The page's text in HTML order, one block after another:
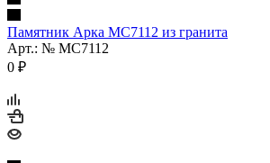
Памятник Арка МС7112 из гранита
Арт.: № МС7112
0 ₽